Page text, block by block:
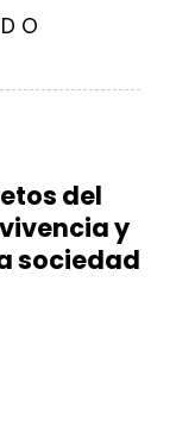
del
y
sociedad